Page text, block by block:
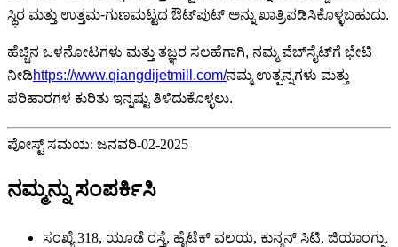
ಸ್ಥಿರ ಮತ್ತು ಉತ್ತಮ-ಗುಣಮಟ್ಟದ ಔಟ್‌ಪುಟ್ ಅನ್ನು ಖಾತ್ರಿಪಡಿಸಿಕೊಳ್ಳಬಹುದು.
ಹೆಚ್ಚಿನ ಒಳನೋಟಗಳು ಮತ್ತು ತಜ್ಞರ ಸಲಹೆಗಾಗಿ, ನಮ್ಮ ವೆಬ್‌ಸೈಟ್‌ಗೆ ಭೇಟಿ
ನೀಡಿhttps://www.qiangdijetmill.com/ನಮ್ಮ ಉತ್ಪನ್ನಗಳು ಮತ್ತು
ಪರಿಹಾರಗಳ ಕುರಿತು ಇನ್ನಷ್ಟು ತಿಳಿದುಕೊಳ್ಳಲು.
ಪೋಸ್ಟ್ ಸಮಯ: ಜನವರಿ-02-2025
ನಮ್ಮನ್ನು ಸಂಪರ್ಕಿಸಿ
ಸಂಖ್ಯೆ 318, ಯೂಡೆ ರಸ್ತೆ, ಹೈಟೆಕ್ ವಲಯ, ಕುನ್ಶನ್ ಸಿಟಿ, ಜಿಯಾಂಗ್ಸು,